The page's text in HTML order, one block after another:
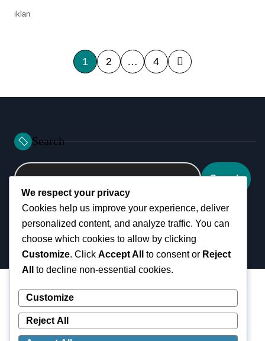
iklan
P
s
a
g
i
n
a
t
i
o
n
1 2 … 4
Search
Search
We respect your privacy
Cookies help us improve your experience, deliver
personalized content, and analyze traffic. You can
choose which cookies to allow by clicking
Customize. Click Accept All to consent or Reject
All
to decline non-essential cookies.
Customize
Reject All